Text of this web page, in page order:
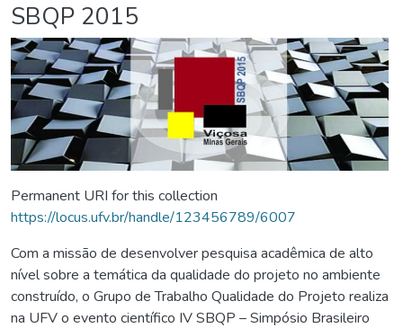
SBQP 2015
Permanent URI for this collection
https://locus.ufv.br/handle/123456789/6007
Com a missão de desenvolver pesquisa acadêmica de alto
nível sobre a temática da qualidade do projeto no ambiente
construído, o Grupo de Trabalho Qualidade do Projeto realiza
na UFV o evento científico IV SBQP – Simpósio Brasileiro